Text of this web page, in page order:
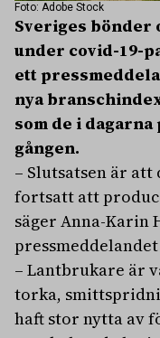
Foto: Adobe Stock
Sveriges
under covid-19-
ett
nya
som de i
gången.
– Slutsatsen är
fortsatt att
säger Anna-Karin
– Lantbrukare är
torka,
haft stor nytta av